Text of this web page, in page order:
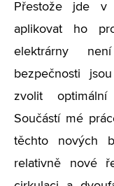
Přestože jde v
aplikovat ho
elektrárny
bezpečnosti
zvolit
Součástí mé
těchto nových
relativně nové